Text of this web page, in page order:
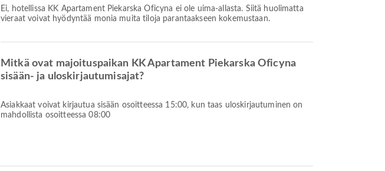
Ei, hotellissa KK Apartament Piekarska Oficyna ei ole uima-allasta. Siitä huolimatta
vieraat voivat hyödyntää monia muita tiloja parantaakseen kokemustaan.
Mitkä ovat majoituspaikan KK Apartament Piekarska Oficyna
sisään- ja uloskirjautumisajat?
Asiakkaat voivat kirjautua sisään osoitteessa 15:00, kun taas uloskirjautuminen on
mahdollista osoitteessa 08:00